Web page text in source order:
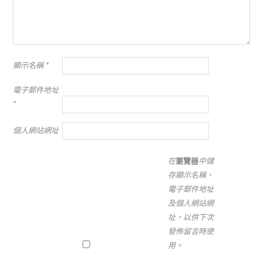
顯示名稱 *
電子郵件地址
*
個人網站網址
在瀏覽器中儲
存顯示名稱、
電子郵件地址
及個人網站網
址，以供下次
發佈留言時使
用。